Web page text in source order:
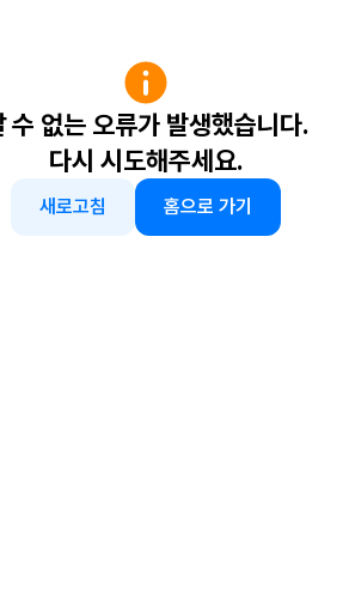
수 없는 오류가 발생했습니다.
다시 시도해주세요.
새로고침 홈으로 가기